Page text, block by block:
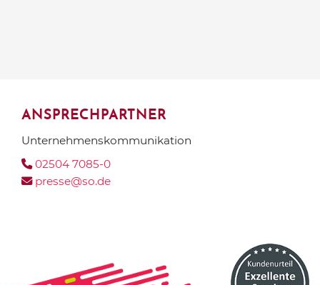
ANSPRECHPARTNER
Unternehmens­kommunikation
02504 7085-0
presse@so.de